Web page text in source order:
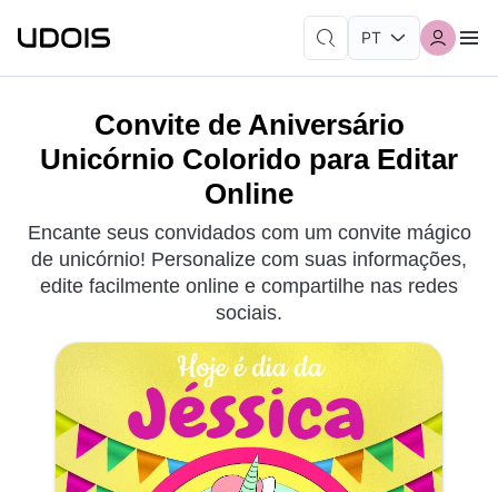
Convite de Aniversário
Unicórnio Colorido para Editar
Online
Encante seus convidados com um convite mágico
de unicórnio! Personalize com suas informações,
edite facilmente online e compartilhe nas redes
sociais.